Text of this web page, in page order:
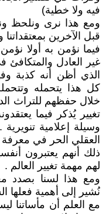
فيه ولا خطية)
ومع هذا نرى ونلحظ
قبل الآخرين
فيما نؤمن به أولا
غير العادل
الذي أظن أنه كذبة
كل هذا يتحمله
خلال حفظهم للتراث
تغيير يُذكر فيما
وسيلة إعلامية
العقلي الحر في معرفة
ذلك أنهم يعتبرون
لهم مهمة تغيير العالم .
ومع هذا لسنا بصدد
نُشير إلى أهمية فعلها
مع العلم أن مأساتنا